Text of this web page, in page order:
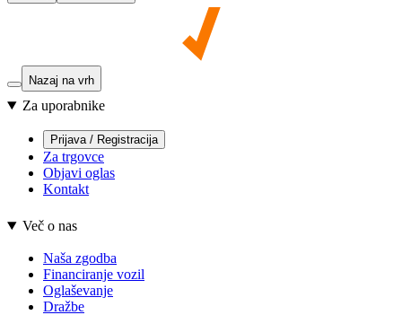
Nazaj na vrh
Za uporabnike
Prijava / Registracija
Za trgovce
Objavi oglas
Kontakt
Več o nas
Naša zgodba
Financiranje vozil
Oglaševanje
Dražbe